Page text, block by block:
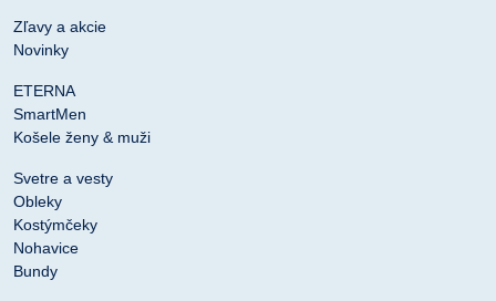
Zľavy a akcie
Novinky
ETERNA
SmartMen
Košele ženy & muži
Svetre a vesty
Obleky
Kostýmčeky
Nohavice
Bundy